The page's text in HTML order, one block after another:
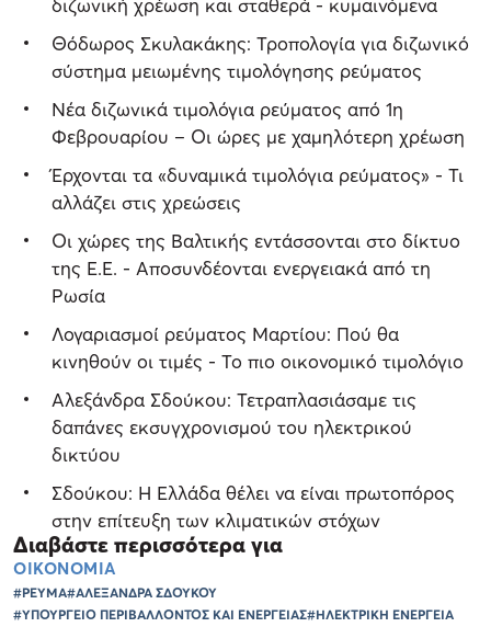
διζωνική χρέωση και σταθερά - κυμαινόμενα
Θόδωρος Σκυλακάκης: Τροπολογία για διζωνικό
σύστημα μειωμένης τιμολόγησης ρεύματος
Νέα διζωνικά τιμολόγια ρεύματος από 1η
Φεβρουαρίου – Οι ώρες με χαμηλότερη χρέωση
Έρχονται τα «δυναμικά τιμολόγια ρεύματος» - Τι
αλλάζει στις χρεώσεις
Οι χώρες της Βαλτικής εντάσσονται στο δίκτυο
της Ε.Ε. - Αποσυνδέονται ενεργειακά από τη
Ρωσία
Λογαριασμοί ρεύματος Μαρτίου: Πού θα
κινηθούν οι τιμές - Το πιο οικονομικό τιμολόγιο
Αλεξάνδρα Σδούκου: Τετραπλασιάσαμε τις
δαπάνες εκσυγχρονισμού του ηλεκτρικού
δικτύου
Σδούκου: Η Ελλάδα θέλει να είναι πρωτοπόρος
στην επίτευξη των κλιματικών στόχων
Διαβάστε περισσότερα για
ΟΙΚΟΝΟΜΙΑ
#ΡΕΥΜΑ#ΑΛΕΞΑΝΔΡΑ ΣΔΟΥΚΟΥ
#ΥΠΟΥΡΓΕΙΟ ΠΕΡΙΒΑΛΛΟΝΤΟΣ ΚΑΙ ΕΝΕΡΓΕΙΑΣ#ΗΛΕΚΤΡΙΚΗ ΕΝΕΡΓΕΙΑ